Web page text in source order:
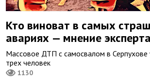
Кто виноват в самых
авариях — мнение эксперта
Массовое ДТП с самосвалом в Серпухове
трех человек
1130